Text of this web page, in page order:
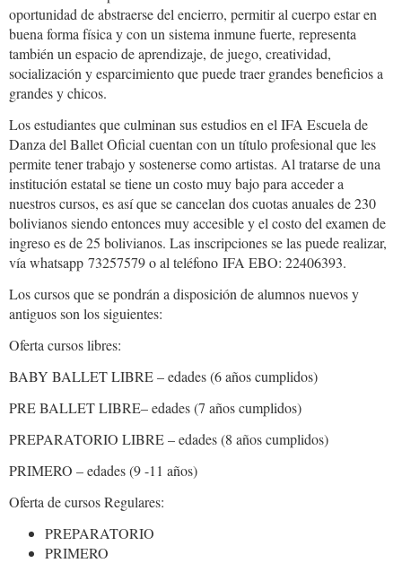
oportunidad de abstraerse del encierro, permitir al cuerpo estar en
buena forma física y con un sistema inmune fuerte, representa
también un espacio de aprendizaje, de juego, creatividad,
socialización y esparcimiento que puede traer grandes beneficios a
grandes y chicos.
Los estudiantes que culminan sus estudios en el IFA Escuela de
Danza del Ballet Oficial cuentan con un título profesional que les
permite tener trabajo y sostenerse como artistas. Al tratarse de una
institución estatal se tiene un costo muy bajo para acceder a
nuestros cursos, es así que se cancelan dos cuotas anuales de 230
bolivianos siendo entonces muy accesible y el costo del examen de
ingreso es de 25 bolivianos. Las inscripciones se las puede realizar,
vía whatsapp 73257579 o al teléfono IFA EBO: 22406393.
Los cursos que se pondrán a disposición de alumnos nuevos y
antiguos son los siguientes:
Oferta cursos libres:
BABY BALLET LIBRE – edades (6 años cumplidos)
PRE BALLET LIBRE– edades (7 años cumplidos)
PREPARATORIO LIBRE – edades (8 años cumplidos)
PRIMERO – edades (9 -11 años)
Oferta de cursos Regulares:
PREPARATORIO
PRIMERO